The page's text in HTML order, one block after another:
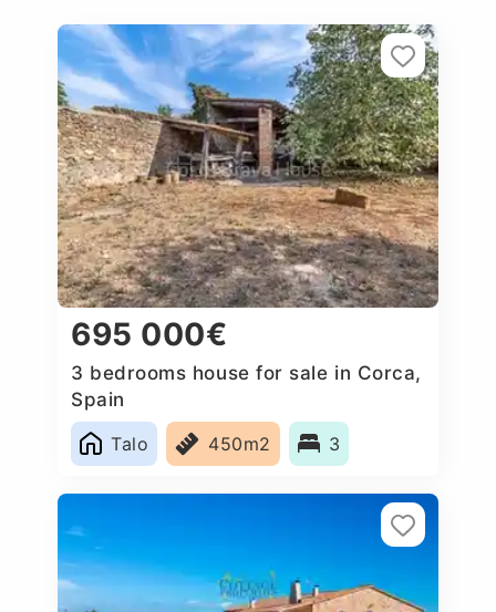
695 000€
3 bedrooms house for sale in Corca,
Spain
Talo
450m2 3